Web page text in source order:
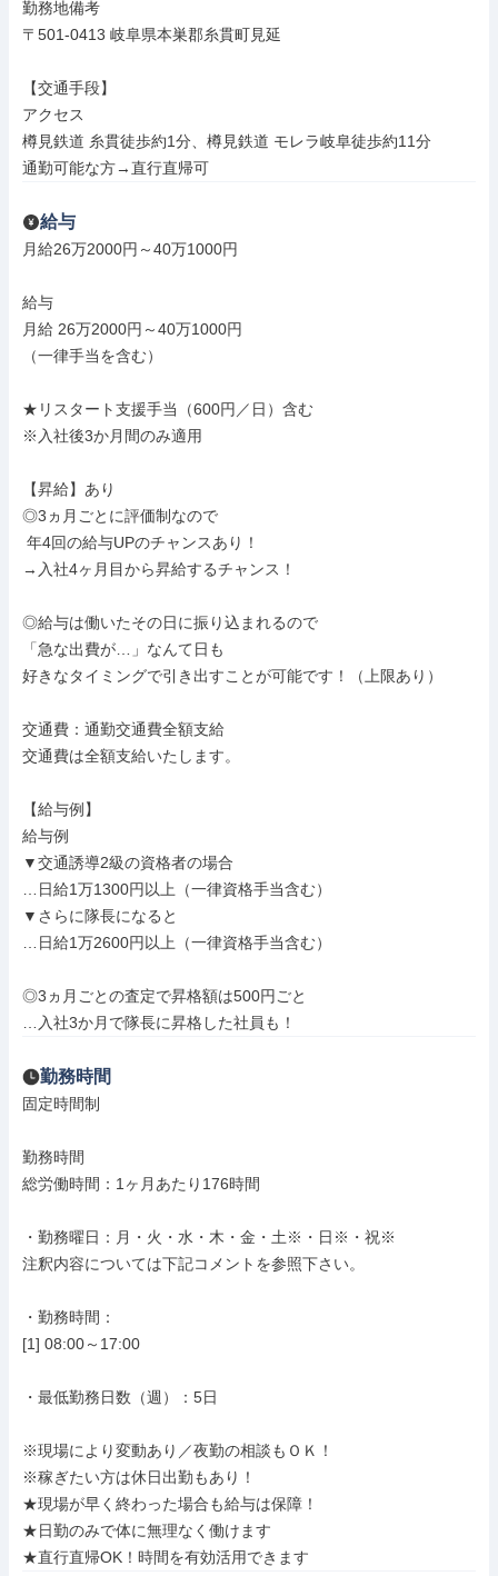
勤務地備考
〒501-0413 岐阜県本巣郡糸貫町見延
【交通手段】
アクセス
樽見鉄道 糸貫徒歩約1分、樽見鉄道 モレラ岐阜徒歩約11分
通勤可能な方→直行直帰可
給与
月給26万2000円～40万1000円
給与
月給 26万2000円～40万1000円
（一律手当を含む）
★リスタート支援手当（600円／日）含む
※入社後3か月間のみ適用
【昇給】あり
◎3ヵ月ごとに評価制なので
→入社4ヶ月目から昇給するチャンス！
◎給与は働いたその日に振り込まれるので
「急な出費が…」なんて日も
好きなタイミングで引き出すことが可能です！（上限あり）
交通費：通勤交通費全額支給
交通費は全額支給いたします。
【給与例】
給与例
▼交通誘導2級の資格者の場合
…日給1万1300円以上（一律資格手当含む）
▼さらに隊長になると
…日給1万2600円以上（一律資格手当含む）
◎3ヵ月ごとの査定で昇格額は500円ごと
…入社3か月で隊長に昇格した社員も！
勤務時間
固定時間制
勤務時間
総労働時間：1ヶ月あたり176時間
・勤務曜日：月・火・水・木・金・土※・日※・祝※
注釈内容については下記コメントを参照下さい。
・勤務時間：
[1] 08:00～17:00
・最低勤務日数（週）：5日
※現場により変動あり／夜勤の相談もＯＫ！
※稼ぎたい方は休日出勤もあり！
★現場が早く終わった場合も給与は保障！
★日勤のみで体に無理なく働けます
★直行直帰OK！時間を有効活用できます